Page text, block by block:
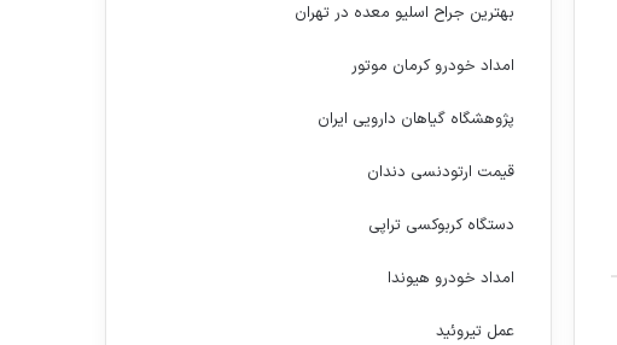
بهترین جراح اسلیو معده در تهران
امداد خودرو کرمان موتور
پژوهشگاه گیاهان دارویی ایران
قیمت ارتودنسی دندان
دستگاه کربوکسی تراپی
امداد خودرو هیوندا
عمل تیروئید